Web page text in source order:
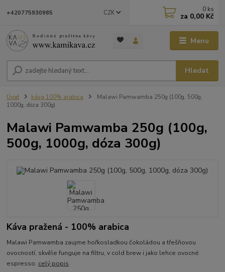
Menu
CZK
Hledat
+420775930985 0 ks
za 0,00 Kč
Úvod káva 100% arabica
Malawi Pamwamba 250g (100g, 500g,
1000g, dóza 300g)
Malawi Pamwamba 250g (100g,
500g, 1000g, dóza 300g)
Káva pražená - 100% arabica
Malawi Pamwamba zaujme hořkosladkou čokoládou a třešňovou
ovocností, skvěle funguje na filtru, v cold brew i jako lehce ovocné
espresso. celý popis